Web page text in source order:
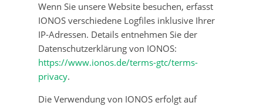
Wenn Sie unsere Website besuchen, erfasst
IONOS verschiedene Logfiles inklusive Ihrer
IP-Adressen. Details entnehmen Sie der
Datenschutzerklärung von IONOS:
https://www.ionos.de/terms-gtc/terms-
privacy.
Die Verwendung von IONOS erfolgt auf